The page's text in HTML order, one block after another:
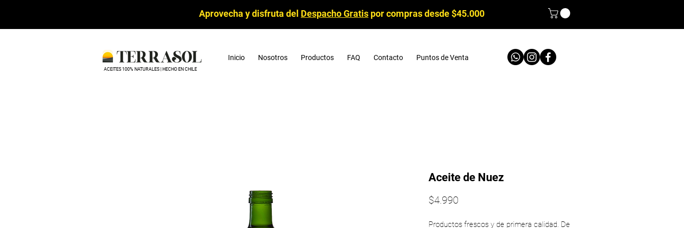
Aprovecha y disfruta del Despacho Gratis por compras desde $45.000
ACEITES 100% NATURALES | HECHO EN CHILE
Inicio Nosotros Productos FAQ Contacto Puntos de Venta
Aceite de Nuez
$4.990
Productos frescos y de primera calidad. De